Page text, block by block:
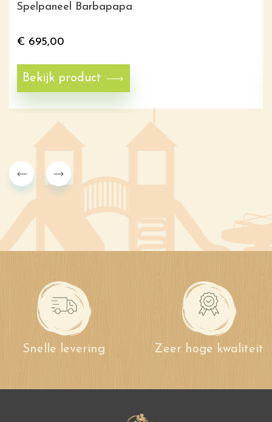
Spelpaneel Barbapapa
€ 695,00
Bekijk product
Snelle levering Zeer hoge kwaliteit